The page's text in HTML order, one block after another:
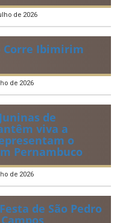
de 2026
Corre Ibimirim
de 2026
de
viva a
o
Pernambuco
de 2026
de São Pedro